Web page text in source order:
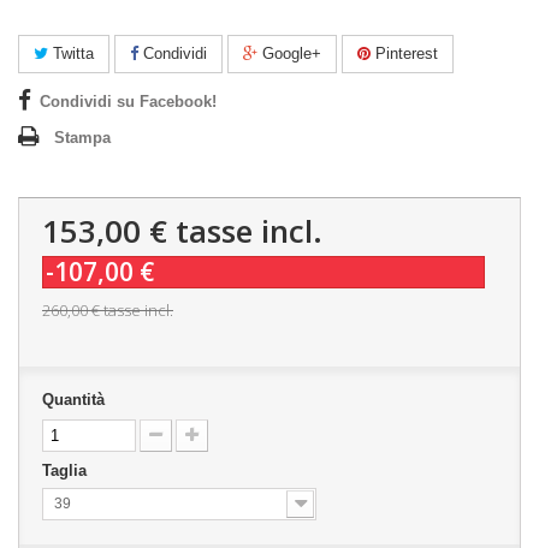
Twitta Condividi Google+ Pinterest
Condividi su Facebook!
Stampa
153,00 € tasse incl.
-107,00 €
260,00 €tasse incl.
Quantità
Taglia
39